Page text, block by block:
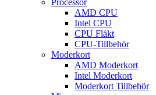
Processor
AMD CPU
Intel CPU
CPU Fläkt
CPU-Tillbehör
Moderkort
AMD Moderkort
Intel Moderkort
Moderkort Tillbehör